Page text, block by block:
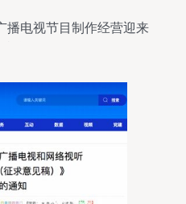
播电视节目制作经营迎来